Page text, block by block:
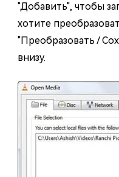
"Добавить", чтобы
хотите
"Преобразовать /
внизу.